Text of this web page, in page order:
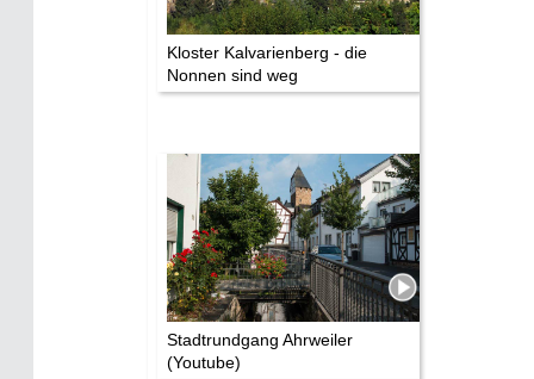
Kloster Kalvarienberg - die
Nonnen sind weg
Stadtrundgang Ahrweiler
(Youtube)